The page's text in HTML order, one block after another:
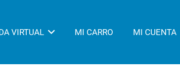
VIRTUAL MI CARRO MI CUENTA